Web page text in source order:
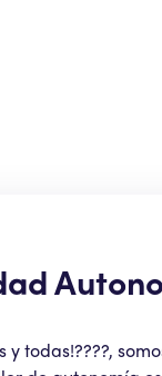
y todas!????,